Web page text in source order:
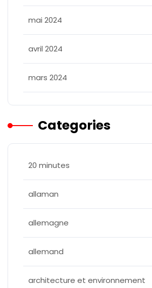
mai 2024
avril 2024
mars 2024
Categories
20 minutes
allaman
allemagne
allemand
architecture et environnement